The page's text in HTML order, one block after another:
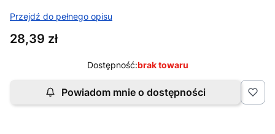
Przejdź do pełnego opisu
Cena
28,39 zł
Dostępność:brak towaru
Powiadom mnie o dostępności